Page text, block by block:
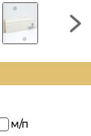
м/п